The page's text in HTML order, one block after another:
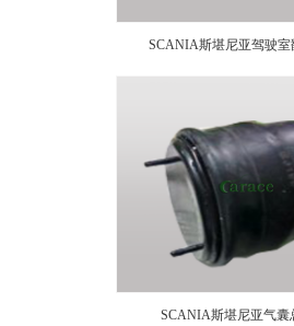
SCANIA斯堪尼亚驾驶
1575172
SCANIA斯堪尼亚气囊